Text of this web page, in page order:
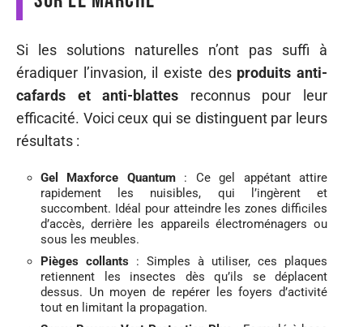
Si les solutions naturelles n’ont pas suffi à
éradiquer l’invasion, il existe des produits anti-
cafards et anti-blattes reconnus pour leur
efficacité. Voici ceux qui se distinguent par leurs
résultats :
Gel Maxforce Quantum: Ce gel appétant attire
rapidement les nuisibles, qui l’ingèrent et
succombent. Idéal pour atteindre les zones difficiles
d’accès, derrière les appareils électroménagers ou
sous les meubles.
Pièges collants : Simples à utiliser, ces plaques
retiennent les insectes dès qu’ils se déplacent
dessus. Un moyen de repérer les foyers d’activité
tout en limitant la propagation.